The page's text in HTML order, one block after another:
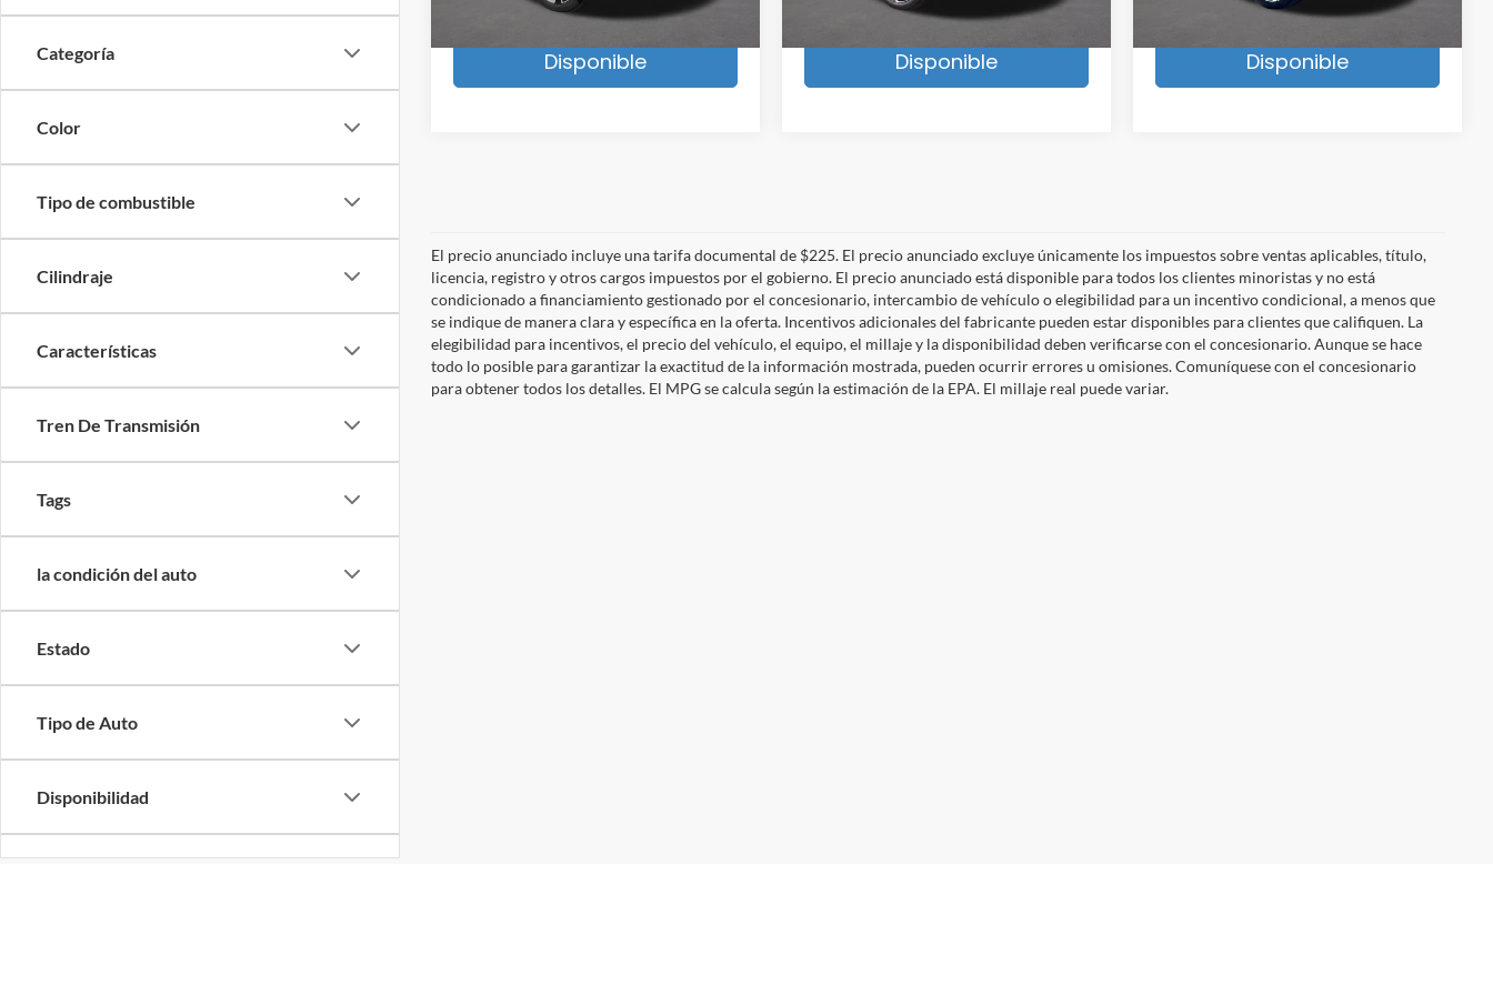
Categoría
Color
Tipo de combustible
Cilindraje
Características
Tren De Transmisión
Tags
la condición del auto
Estado
Tipo de Auto
Disponibilidad
25 mi Ext.
Disponible
243 mi Ext.
Disponible
8 mi Ext.
Disponible
El precio anunciado incluye una tarifa documental de $225. El precio anunciado excluye únicamente los impuestos sobre ventas aplicables, título,
licencia, registro y otros cargos impuestos por el gobierno. El precio anunciado está disponible para todos los clientes minoristas y no está
condicionado a financiamiento gestionado por el concesionario, intercambio de vehículo o elegibilidad para un incentivo condicional, a menos que
se indique de manera clara y específica en la oferta. Incentivos adicionales del fabricante pueden estar disponibles para clientes que califiquen. La
elegibilidad para incentivos, el precio del vehículo, el equipo, el millaje y la disponibilidad deben verificarse con el concesionario. Aunque se hace
todo lo posible para garantizar la exactitud de la información mostrada, pueden ocurrir errores u omisiones. Comuníquese con el concesionario
para obtener todos los detalles. El MPG se calcula según la estimación de la EPA. El millaje real puede variar.